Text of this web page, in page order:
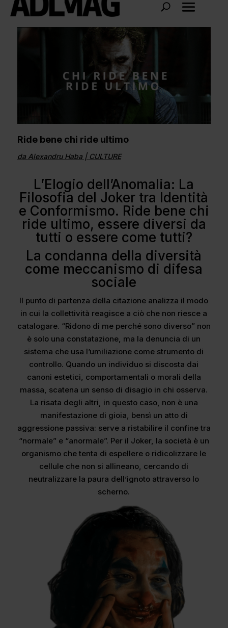
Ride bene chi ride ultimo
da Alexandru Haba| CULTURE
L’Elogio dell’Anomalia: La
Filosofia del Joker tra Identità
e Conformismo. Ride bene chi
ride ultimo, essere diversi da
tutti o essere come tutti?
La condanna della diversità
come meccanismo di difesa
sociale
​Il punto di partenza della citazione analizza il modo
in cui la collettività reagisce a ciò che non riesce a
catalogare. “Ridono di me perché sono diverso” non
è solo una constatazione, ma la denuncia di un
sistema che usa l’umiliazione come strumento di
controllo. Quando un individuo si discosta dai
canoni estetici, comportamentali o morali della
massa, scatena un senso di disagio in chi osserva.
La risata degli altri, in questo caso, non è una
manifestazione di gioia, bensì un atto di
aggressione passiva: serve a ristabilire il confine tra
“normale” e “anormale”. Per il Joker, la società è un
organismo che tenta di espellere o ridicolizzare le
cellule che non si allineano, cercando di
neutralizzare la paura dell’ignoto attraverso lo
scherno.